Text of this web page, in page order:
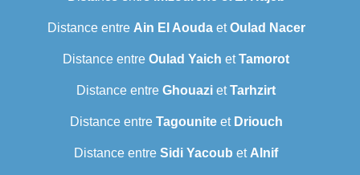
Distance entre Ain El AoudaetOulad Nacer
Distance entre Oulad Yaich etTamorot
Distance entre Ghouazi etTarhzirt
Distance entre Tagouniteet Driouch
Distance entre Sidi Yacoub et Alnif